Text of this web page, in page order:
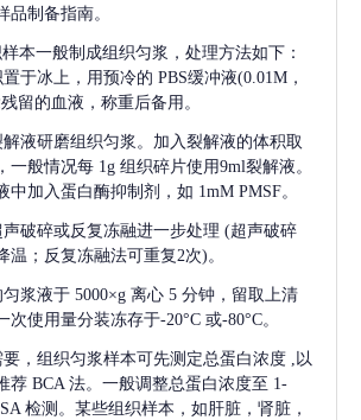
品制备指南。
本一般制成组织匀浆，处理方法如下：
于冰上，用预冷的 PBS缓冲液(0.01M，
留的血液，称重后备用。
液研磨组织匀浆。加入裂解液的体积取
一般情况每 1g 组织碎片使用9ml裂解液。
中加入蛋白酶抑制剂，如 1mM PMSF。
破碎或反复冻融进一步处理 (超声破碎
温；反复冻融法可重复2次)。
浆液于 5000×g 离心 5 分钟，留取上清
使用量分装冻存于-20°C 或-80°C。
，组织匀浆样本可先测定总蛋白浓度 ,以
荐 BCA 法。一般调整总蛋白浓度至 1-
检测。某些组织样本，如肝脏，肾脏，